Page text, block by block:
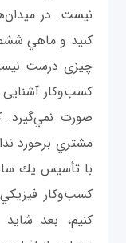
نيست. در
كنيد و ماهي
چیزی درست
كسب‌وكار آشنایی
صورت نمي‌گيرد.
مشتري برخورد
با تأسیس يك
كسب‌وكار
كنيم، بعد